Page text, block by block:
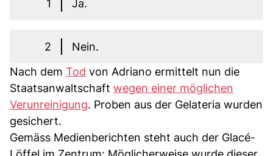
1 Ja.
2
Nein.
Nach dem Tod von Adriano ermittelt nun die
Staatsanwaltschaft wegen einer möglichen
Verunreinigung. Proben aus der Gelateria wurden
gesichert.
Gemäss Medienberichten steht auch der Glacé-